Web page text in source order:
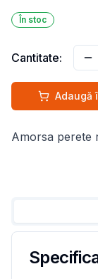
În stoc
Cantitate:
Adaugă
Amorsa perete